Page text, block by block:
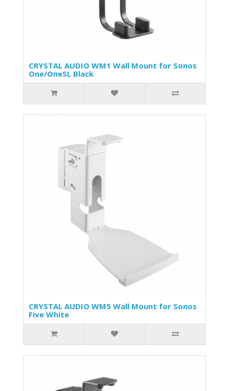
CRYSTAL AUDIO WM1 Wall Mount for Sonos
One/OneSL Black
CRYSTAL AUDIO WM5 Wall Mount for Sonos
Five White